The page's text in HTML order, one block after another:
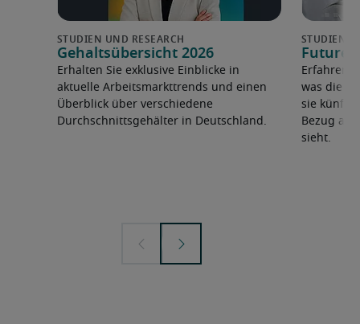
Gehaltsübersicht 2026
Erhalten Sie exklusive Einblicke in
aktuelle Arbeitsmarkttrends und einen
Überblick über verschiedene
Durchschnittsgehälter in Deutschland.
Future
Erfahren
was die
sie
Bezug
sieht.